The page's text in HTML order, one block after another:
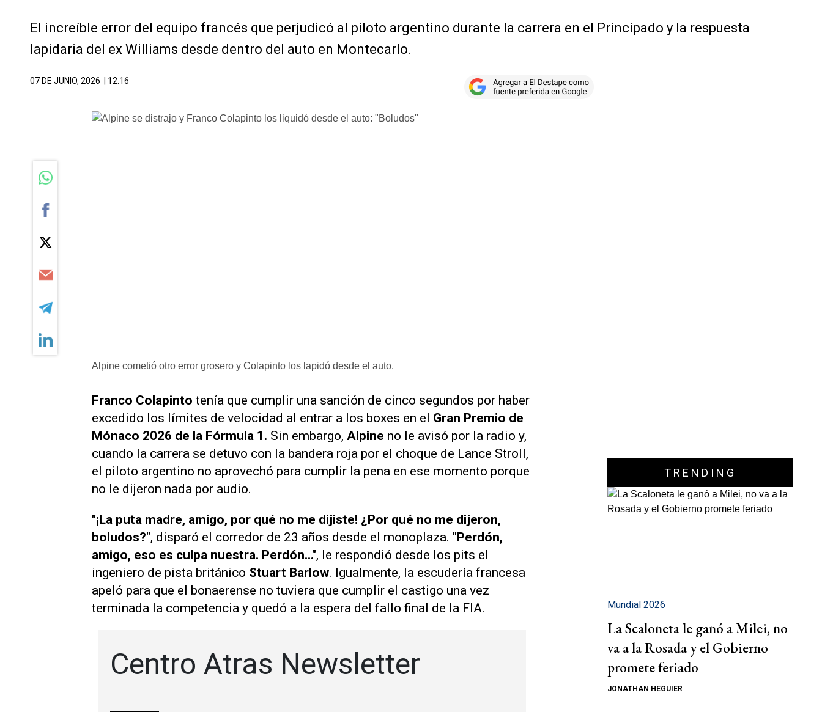
El increíble error del equipo francés que perjudicó al piloto argentino durante la carrera en el Principado y la respuesta
lapidaria del ex Williams desde dentro del auto en Montecarlo.
07 DE JUNIO, 2026 | 12.16
Alpine cometió otro error grosero y Colapinto los lapidó desde el auto.
Franco Colapinto tenía que cumplir una sanción de cinco segundos por haber
excedido los límites de velocidad al entrar a los boxes en el Gran Premio de
Mónaco 2026 de la Fórmula 1. Sin embargo, Alpine no le avisó por la radio y,
cuando la carrera se detuvo con la bandera roja por el choque de Lance Stroll,
el piloto argentino no aprovechó para cumplir la pena en ese momento porque
no le dijeron nada por audio.
"¡La puta madre, amigo, por qué no me dijiste! ¿Por qué no me dijeron,
boludos?", disparó el corredor de 23 años desde el monoplaza. "Perdón,
amigo, eso es culpa nuestra. Perdón...", le respondió desde los pits el
ingeniero de pista británico Stuart Barlow. Igualmente, la escudería francesa
apeló para que el bonaerense no tuviera que cumplir el castigo una vez
terminada la competencia y quedó a la espera del fallo final de la FIA.
TRENDING
Mundial 2026
La Scaloneta le ganó a Milei, no
va a la Rosada y el Gobierno
promete feriado
JONATHAN HEGUIER